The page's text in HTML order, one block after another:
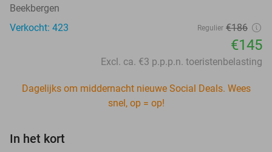
Beekbergen
Verkocht: 423
Regulier €186
€145
Excl. ca. €3 p.p.p.n. toeristenbelasting
Dagelijks om middernacht nieuwe Social Deals. Wees
snel, op = op!
In het kort